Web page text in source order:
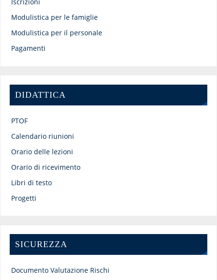
Modulistica per le famiglie
Modulistica per il personale
Pagamenti
DIDATTICA
PTOF
Calendario riunioni
Orario delle lezioni
Orario di ricevimento
Libri di testo
Progetti
SICUREZZA
Documento Valutazione Rischi